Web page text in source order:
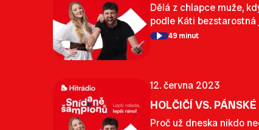
Dělá z chlapce muže,
podle Káti bezstarostná
49 minut
12. června 2023
HOLČIČÍ VS.
Proč už dneska nikdo